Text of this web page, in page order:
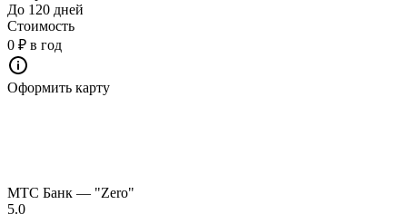
До 120 дней
Стоимость
0 ₽ в год
Оформить карту
МТС Банк — "Zero"
5.0